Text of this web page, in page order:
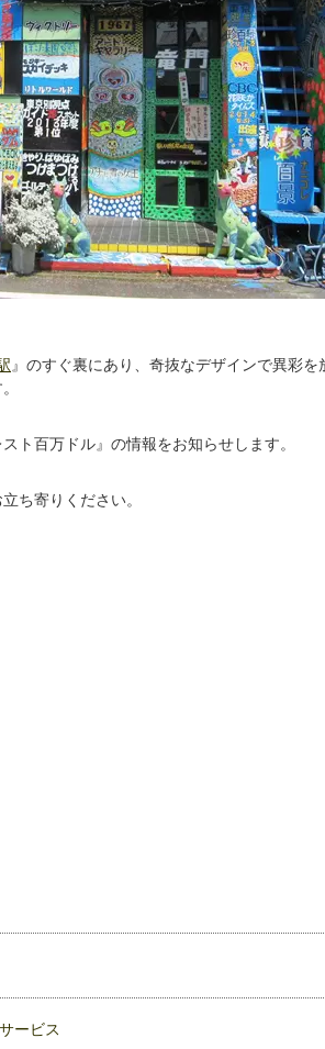
』のすぐ裏にあり、奇抜なデザインで異彩を
ト百万ドル』の情報をお知らせします。
ち寄りください。
ービス